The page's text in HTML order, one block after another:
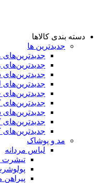
دسته بندی کالاها
جدیدترین ها
جدید‌ترین‌های
جدید‌ترین‌های
جدیدترین‌های
جدید‌ترین‌های
جدید‌ترین‌های
جدید‌ترین‌های
مد و پوشاک
لباس مردانه
تیشرت
پیراهن